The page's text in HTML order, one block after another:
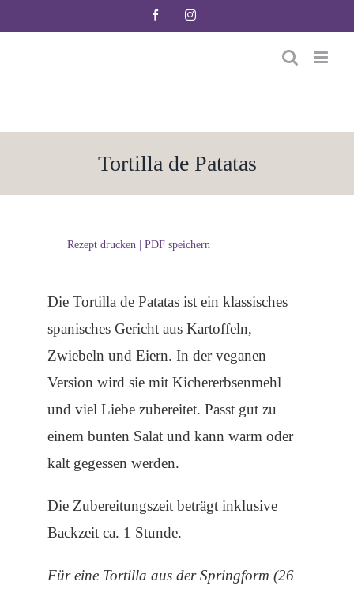
FacebookInstagram
Tortilla de Patatas
Rezept drucken | PDF speichern
Die Tortilla de Patatas ist ein klassisches
spanisches Gericht aus Kartoffeln,
Zwiebeln und Eiern. In der veganen
Version wird sie mit Kichererbsenmehl
und viel Liebe zubereitet. Passt gut zu
einem bunten Salat und kann warm oder
kalt gegessen werden.
Die Zubereitungszeit beträgt inklusive
Backzeit ca. 1 Stunde.
Für eine Tortilla aus der Springform (26